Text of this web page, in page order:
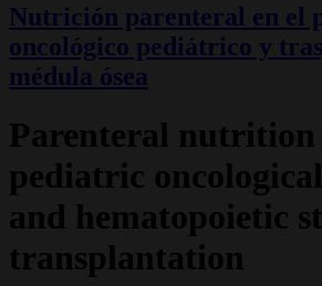
Nutrición parenteral en el
oncológico pediátrico y
médula ósea
Parenteral
pediatric
and hematopoietic
transplantation